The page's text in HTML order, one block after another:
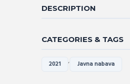
DESCRIPTION
CATEGORIES & TAGS
2021 , Javna nabava